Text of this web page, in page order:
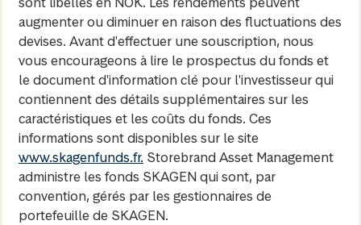
augmenter ou diminuer en raison des fluctuations des
devises. Avant d'effectuer une souscription, nous
vous encourageons à lire le prospectus du fonds et
le document d'information clé pour l'investisseur qui
contiennent des détails supplémentaires sur les
caractéristiques et les coûts du fonds. Ces
informations sont disponibles sur le site
www.skagenfunds.fr. Storebrand Asset Management
administre les fonds SKAGEN qui sont, par
convention, gérés par les gestionnaires de
portefeuille de SKAGEN.